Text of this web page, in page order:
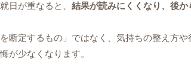
日が重なると、 結果が読みにくくなり、後か
断定するもの」ではなく、気持ちの整え方
が少なくなります。